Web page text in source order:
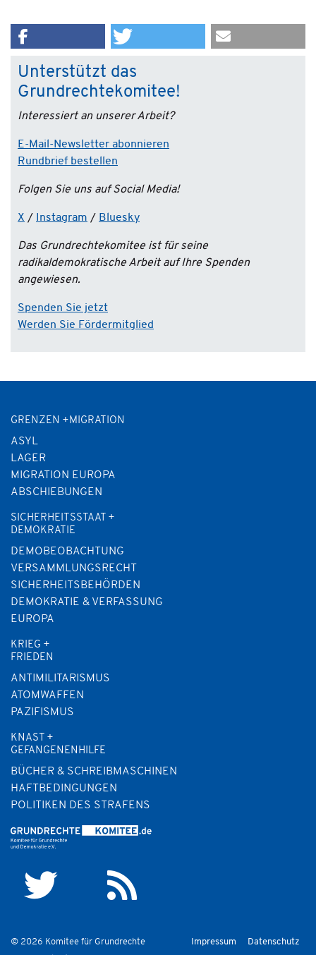
Unterstützt das
Grundrechtekomitee!
Interessiert an unserer Arbeit?
E-Mail-Newsletter abonnieren
Rundbrief bestellen
Folgen Sie uns auf Social Media!
X / Instagram / Bluesky
Das Grundrechtekomitee ist für seine
radikaldemokratische Arbeit auf Ihre Spenden
angewiesen.
Spenden Sie jetzt
Werden Sie Fördermitglied
GRENZEN +MIGRATION
ASYL
LAGER
MIGRATION EUROPA
ABSCHIEBUNGEN
SICHERHEITSSTAAT +
DEMOKRATIE
DEMOBEOBACHTUNG
VERSAMMLUNGSRECHT
SICHERHEITSBEHÖRDEN
DEMOKRATIE & VERFASSUNG
EUROPA
KRIEG +
FRIEDEN
ANTIMILITARISMUS
ATOMWAFFEN
PAZIFISMUS
KNAST +
GEFANGENENHILFE
BÜCHER & SCHREIBMASCHINEN
HAFTBEDINGUNGEN
POLITIKEN DES STRAFENS
© 2026 Komitee für Grundrechte
Impressum Datenschutz